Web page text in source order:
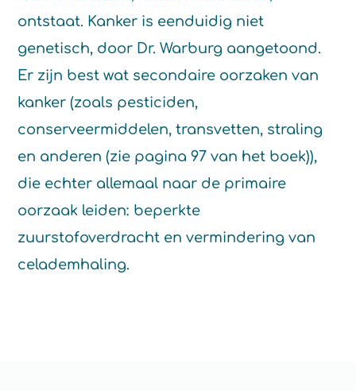
ontstaat. Kanker is eenduidig niet
genetisch, door Dr. Warburg aangetoond.
Er zijn best wat secondaire oorzaken van
kanker (zoals pesticiden,
conserveermiddelen, transvetten, straling
en anderen (zie pagina 97 van het boek)),
die echter allemaal naar de primaire
oorzaak leiden: beperkte
zuurstofoverdracht en vermindering van
celademhaling.